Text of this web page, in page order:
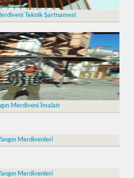
Teknik Şartnamesi
Merdiveni İmalatı
Merdivenleri
Merdivenleri